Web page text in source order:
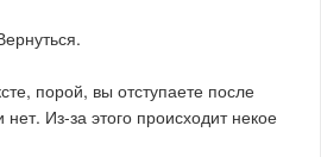
порой, вы отступаете после
Из-за этого происходит некое